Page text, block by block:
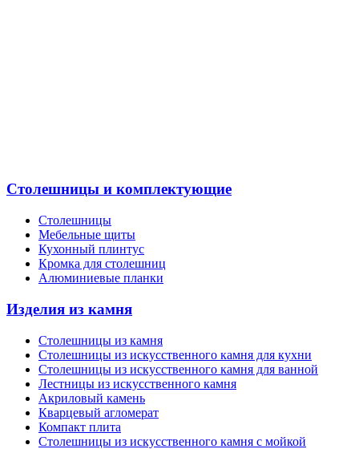
Столешницы и комплектующие
Столешницы
Мебельные щиты
Кухонный плинтус
Кромка для столешниц
Алюминиевые планки
Изделия из камня
Столешницы из камня
Cтолешницы из искусственного камня для кухни
Cтолешницы из искусственного камня для ванной
Лестницы из искусственного камня
Акриловый камень
Кварцевый агломерат
Компакт плита
Столешницы из искусственного камня с мойкой